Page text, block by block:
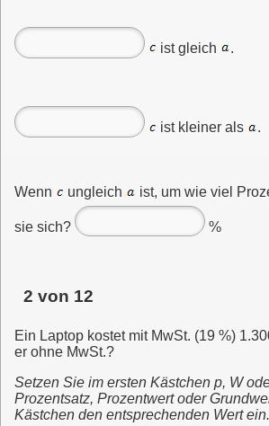
ist gleich
ist kleiner als .
Wenn ungleich ist, um wie viel
sie sich? %
2 von 12
Ein Laptop kostet mit MwSt. (19 %)
er ohne MwSt.?
Setzen Sie im ersten Kästchen p, W
Prozentsatz, Prozentwert oder
Kästchen den entsprechenden Wert ein.